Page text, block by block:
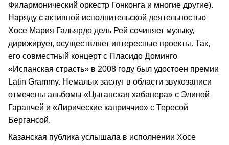
Филармонический оркестр Гонконга и многие другие).
Наряду с активной исполнительской деятельностью
Хосе Мария Гальярдо дель Рей сочиняет музыку,
дирижирует, осуществляет интересные проекты. Так,
его совместный концерт с Пласидо Доминго
«Испанская страсть» в 2008 году был удостоен премии
Latin Grammy. Немалых заслуг в области звукозаписи
отмечены альбомы «Цыганская хабанера» с Элиной
Гаранчей и «Лирические каприччио» с Тересой
Бергансой.
Казанская публика услышала в исполнении Хосе